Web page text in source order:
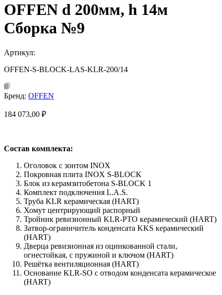
OFFEN d 200мм, h 14м
Сборка №9
Артикул:
OFFEN-S-BLOCK-LAS-KLR-200/14
Бренд: OFFEN
184 073,00 ₽
Состав комплекта:
Оголовок с зонтом INOX
Покровная плита INOX S-BLOCK
Блок из керамзитобетона S-BLOCK 1
Комплект подключения L.A.S.
Труба KLR керамическая (HART)
Хомут центрирующий распорный
Тройник ревизионный KLR-PTO керамический (HART)
Затвор-ограничитель конденсата KKS керамический
(HART)
Дверца ревизионная из оцинкованной стали,
огнестойкая, с пружиной и ключом (HART)
Решётка вентиляционная (HART)
Основание KLR-SO с отводом конденсата керамическое
(HART)